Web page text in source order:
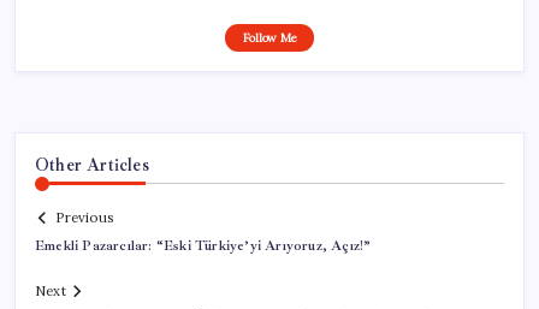
Follow Me
Other Articles
Previous
Emekli Pazarcılar: “Eski Türkiye’yi Arıyoruz, Açız!”
Next